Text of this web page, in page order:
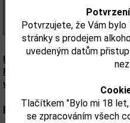
Potvrzujete, že Vám
stránky s prodejem
uvedeným datům
Tlačítkem "Bylo mi 18
se zpracováním všech
s DPH
(320,00 Kč/l)
Upozorňujeme, že tento
Přesné složení a alergeny
výrobku. Zkontrolujte prosím
Parametry: